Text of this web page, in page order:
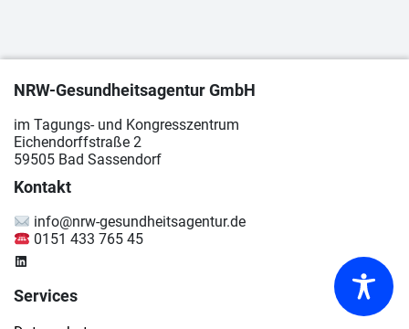
NRW-Gesundheitsagentur GmbH
im Tagungs- und Kongresszentrum
Eichendorffstraße 2
59505 Bad Sassendorf
Kontakt
info@nrw-gesundheitsagentur.de
0151 433 765 45
LinkedIn
Services